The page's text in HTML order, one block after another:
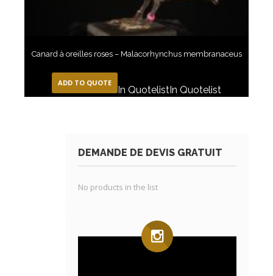
Canard à oreilles roses – Malacorhynchus membranaceus
ADD TO QUOTE
In QuotelistIn Quotelist
DEMANDE DE DEVIS GRATUIT
No products in the list